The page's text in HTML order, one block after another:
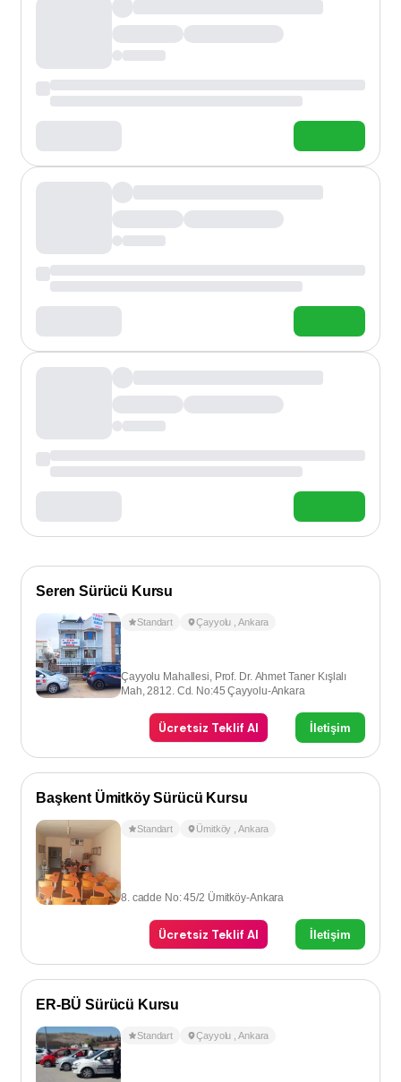
Seren Sürücü Kursu
Standart Çayyolu ,Ankara
Çayyolu Mahallesi, Prof. Dr. Ahmet Taner Kışlalı
Mah, 2812. Cd. No:45 Çayyolu-Ankara
Ücretsiz Teklif Al İletişim
Başkent Ümitköy Sürücü Kursu
Standart Ümitköy ,Ankara
8. cadde No: 45/2 Ümitköy-Ankara
Ücretsiz Teklif Al İletişim
ER-BÜ Sürücü Kursu
Standart Çayyolu ,Ankara